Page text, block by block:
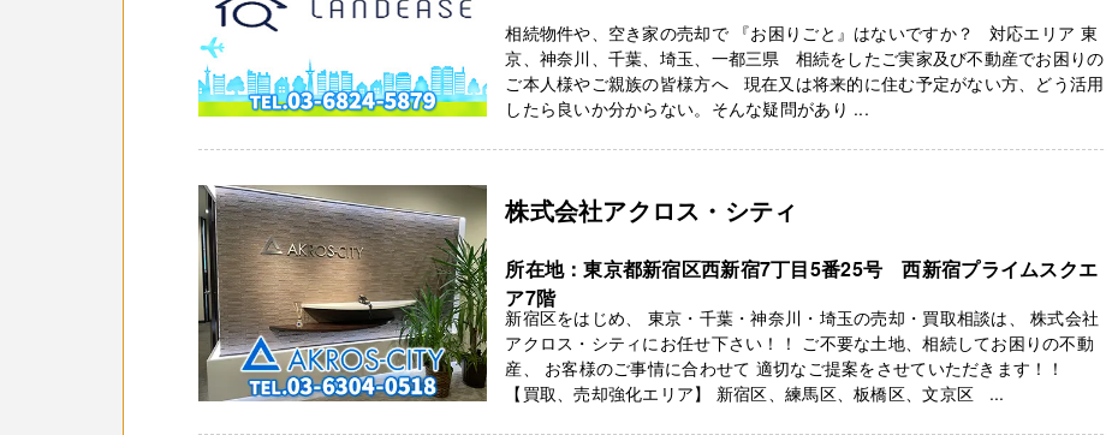
相続物件や、空き家の売却で 『お困りごと』はないですか？ 対応エリア 東
京、神奈川、千葉、埼玉、一都三県 相続をしたご実家及び不動産でお困りの
ご本人様やご親族の皆様方へ 現在又は将来的に住む予定がない方、どう活用
したら良いか分からない。そんな疑問があり ...
株式会社アクロス・シティ
所在地：東京都新宿区西新宿7丁目5番25号 西新宿プライムスクエ
ア7階
新宿区をはじめ、 東京・千葉・神奈川・埼玉の売却・買取相談は、 株式会社
アクロス・シティにお任せ下さい！！ ご不要な土地、相続してお困りの不動
産、 お客様のご事情に合わせて 適切なご提案をさせていただきます！！
【買取、売却強化エリア】 新宿区、練馬区、板橋区、文京区 ...